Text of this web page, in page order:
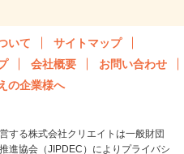
いて
サイトマップ
会社概要
お問い合わせ
の企業様へ
する株式会社クリエイトは一般財団
進協会（JIPDEC）によりプライバシ